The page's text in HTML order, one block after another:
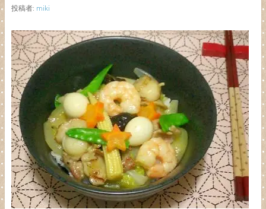
投稿者: miki